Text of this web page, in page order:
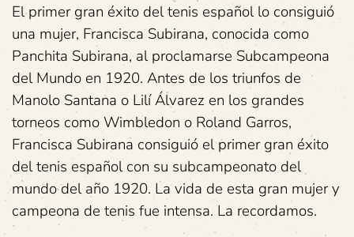
El primer gran éxito del tenis español lo consiguió
una mujer, Francisca Subirana, conocida como
Panchita Subirana, al proclamarse Subcampeona
del Mundo en 1920. Antes de los triunfos de
Manolo Santana o Lilí Álvarez en los grandes
torneos como Wimbledon o Roland Garros,
Francisca Subirana consiguió el primer gran éxito
del tenis español con su subcampeonato del
mundo del año 1920. La vida de esta gran mujer y
campeona de tenis fue intensa. La recordamos.